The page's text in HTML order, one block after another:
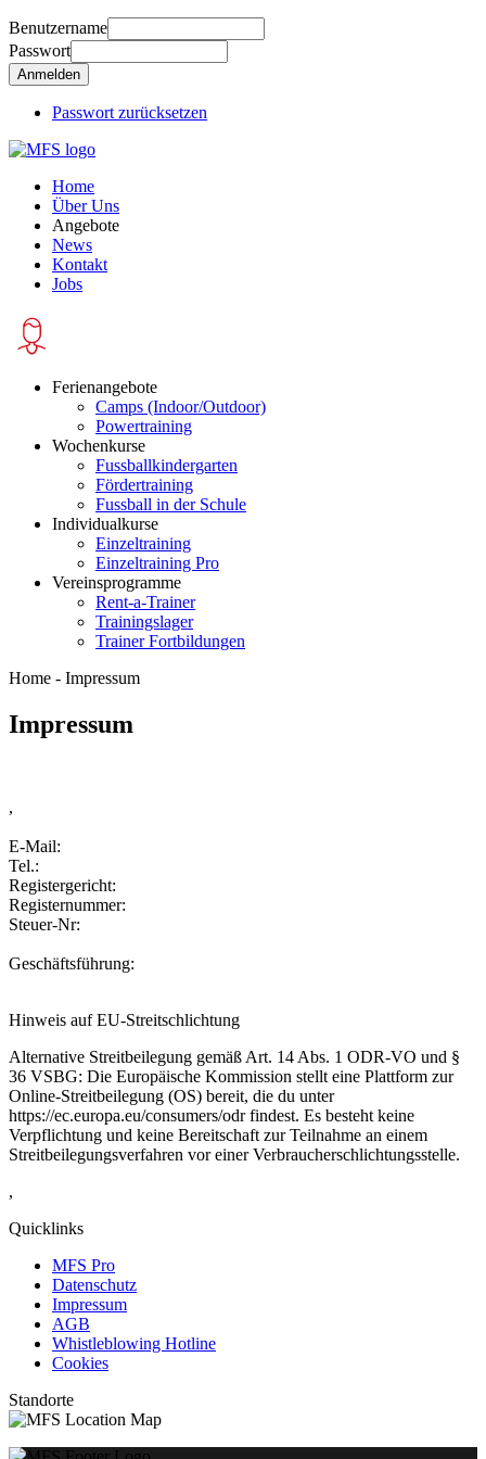
Benutzername
Passwort
Passwort zurücksetzen
Home
Über Uns
Angebote
News
Kontakt
Jobs
Ferienangebote
Camps (Indoor/Outdoor)
Powertraining
Wochenkurse
Fussballkindergarten
Fördertraining
Fussball in der Schule
Individualkurse
Einzeltraining
Einzeltraining Pro
Vereinsprogramme
Rent-a-Trainer
Trainingslager
Trainer Fortbildungen
Home - Impressum
Impressum
,
E-Mail:
Tel.:
Registergericht:
Registernummer:
Steuer-Nr:
Geschäftsführung:
Hinweis auf EU-Streitschlichtung
Alternative Streitbeilegung gemäß Art. 14 Abs. 1 ODR-VO und §
36 VSBG: Die Europäische Kommission stellt eine Plattform zur
Online-Streitbeilegung (OS) bereit, die du unter
https://ec.europa.eu/consumers/odr findest. Es besteht keine
Verpflichtung und keine Bereitschaft zur Teilnahme an einem
Streitbeilegungsverfahren vor einer Verbraucherschlichtungsstelle.
,
Quicklinks
MFS Pro
Datenschutz
Impressum
AGB
Whistleblowing Hotline
Cookies
Standorte